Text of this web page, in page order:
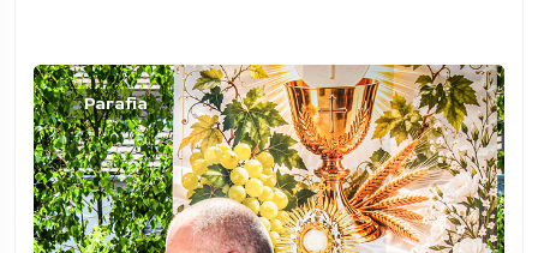
Parafia